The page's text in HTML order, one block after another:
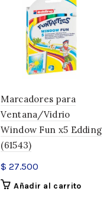
Marcadores para
Ventana/Vidrio
Window Fun x5 Edding
(61543)
$ 27.500
Añadir al carrito